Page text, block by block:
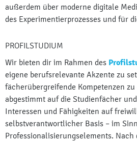
außerdem über moderne digitale
des Experimentierprozesses und für
PROFILSTUDIUM
Wir bieten dir im Rahmen des
eigene berufsrelevante Akzente zu
fächerübergreifende Kompetenzen
abgestimmt auf die Studienfächer
Interessen und Fähigkeiten auf
selbstverantwortlicher Basis – im
Professionalisierungselements.